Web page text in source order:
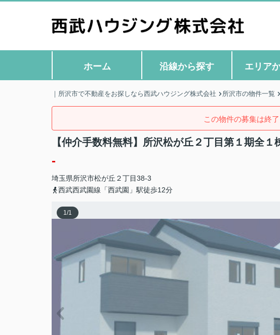
ホーム 沿線から探す エリア
｜所沢市で不動産をお探しなら西武ハウジング株式会社 所沢市の物件一覧
この物件の募集は終了
【仲介手数料無料】所沢松が丘２丁目第１期全
-
埼玉県所沢市松が丘 ２丁目38-3
西武西武園線「西武園」駅徒歩12分
1/1